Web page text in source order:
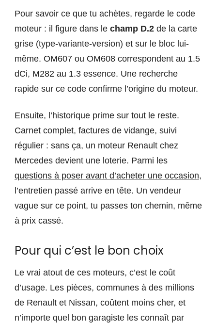
Pour savoir ce que tu achètes, regarde le code
moteur : il figure dans le champ D.2 de la carte
grise (type-variante-version) et sur le bloc lui-
même. OM607 ou OM608 correspondent au 1.5
dCi, M282 au 1.3 essence. Une recherche
rapide sur ce code confirme l’origine du moteur.
Ensuite, l’historique prime sur tout le reste.
Carnet complet, factures de vidange, suivi
régulier : sans ça, un moteur Renault chez
Mercedes devient une loterie. Parmi les
questions à poser avant d’acheter une occasion,
l’entretien passé arrive en tête. Un vendeur
vague sur ce point, tu passes ton chemin, même
à prix cassé.
Pour qui c’est le bon choix
Le vrai atout de ces moteurs, c’est le coût
d’usage. Les pièces, communes à des millions
de Renault et Nissan, coûtent moins cher, et
n’importe quel bon garagiste les connaît par